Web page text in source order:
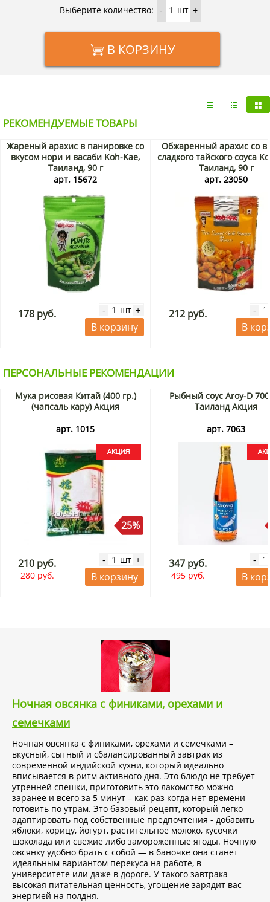
Выберите количество: - шт +
В КОРЗИНУ
РЕКОМЕНДУЕМЫЕ ТОВАРЫ
Жареный арахис в панировке со
вкусом нори и васаби Koh-Kae,
Таиланд, 90 г
арт. 15672
178 руб. - шт +
В корзину
Обжаренный арахис со
сладкого тайского соуса
Таиланд, 90 г
арт. 23050
212 руб. -
В
ПЕРСОНАЛЬНЫЕ РЕКОМЕНДАЦИИ
Мука рисовая Китай (400 гр.)
(чапсаль кару) Акция
арт. 1015
25%
210 руб.
280 руб.
- шт +
В корзину
Рыбный соус Aroy-D
Таиланд Акция
арт. 7063
347 руб.
495 руб.
-
В
Ночная овсянка с финиками, орехами и
семечками
Ночная овсянка с финиками, орехами и семечками –
вкусный, сытный и сбалансированный завтрак из
современной индийской кухни, который идеально
вписывается в ритм активного дня. Это блюдо не требует
утренней спешки, приготовить это лакомство можно
заранее и всего за 5 минут – как раз когда нет времени
готовить по утрам. Это базовый рецепт, который легко
адаптировать под собственные предпочтения - добавить
яблоки, корицу, йогурт, растительное молоко, кусочки
шоколада или свежие либо замороженные ягоды. Ночную
овсянку удобно брать с собой — в баночке она станет
идеальным вариантом перекуса на работе, в
университете или даже в дороге. У такого завтрака
высокая питательная ценность, угощение зарядит вас
энергией на полдня.